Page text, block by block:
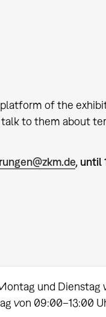
of the
to them about
, until
und Dienstag
von 09:00–13:00